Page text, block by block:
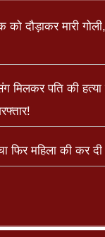
को दौड़ाकर मारी
मिलकर पति की
महिला की कर दी